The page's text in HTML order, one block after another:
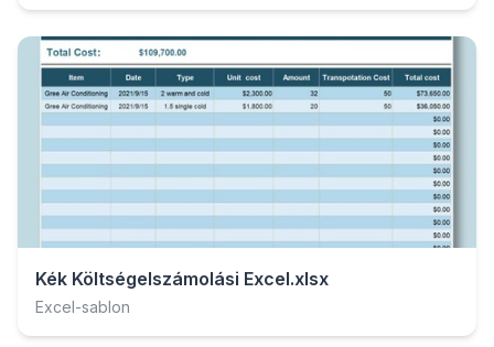
Kék Költségelszámolási Excel.xlsx
Excel-sablon